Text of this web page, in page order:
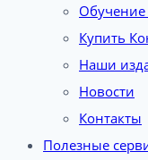
Обучение
Купить
Наши
Новости
Контакты
Полезные